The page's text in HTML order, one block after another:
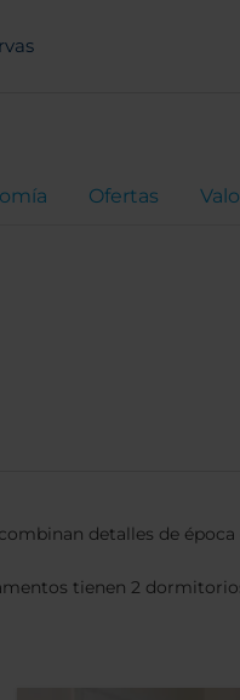
Ofertas
detalles de
tienen 2